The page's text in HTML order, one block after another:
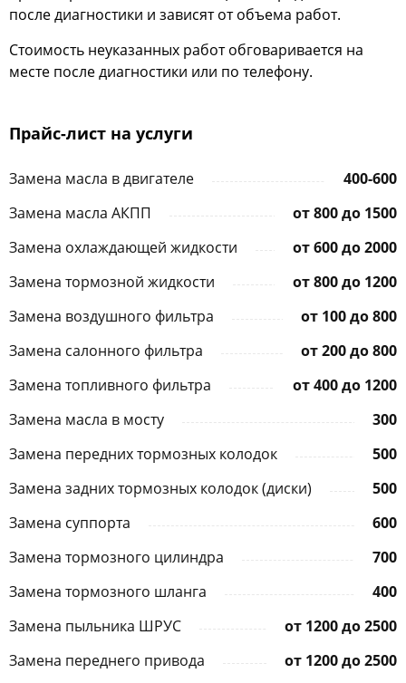
после диагностики и зависят от объема работ.
Стоимость неуказанных работ обговаривается на
месте после диагностики или по телефону.
Прайс-лист на услуги
Замена масла в двигателе
400-600
Замена масла АКПП
от 800 до 1500
Замена охлаждающей жидкости
от 600 до 2000
Замена тормозной жидкости
от 800 до 1200
Замена воздушного фильтра
от 100 до 800
Замена салонного фильтра
от 200 до 800
Замена топливного фильтра
от 400 до 1200
Замена масла в мосту
300
Замена передних тормозных колодок
500
Замена задних тормозных колодок (диски)
500
Замена суппорта
600
Замена тормозного цилиндра
700
Замена тормозного шланга
400
Замена пыльника ШРУС
от 1200 до 2500
Замена переднего привода
от 1200 до 2500